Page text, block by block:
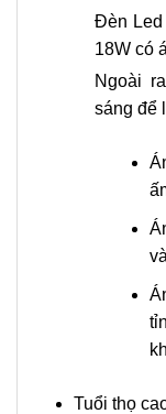
Đèn Led
18W có
Ngoài
sáng để
Tuổi thọ